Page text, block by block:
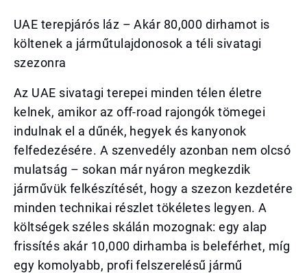
UAE terepjárós láz – Akár 80,000 dirhamot is
költenek a járműtulajdonosok a téli sivatagi
szezonra
Az UAE sivatagi terepei minden télen életre
kelnek, amikor az off-road rajongók tömegei
indulnak el a dűnék, hegyek és kanyonok
felfedezésére. A szenvedély azonban nem olcsó
mulatság – sokan már nyáron megkezdik
járművük felkészítését, hogy a szezon kezdetére
minden technikai részlet tökéletes legyen. A
költségek széles skálán mozognak: egy alap
frissítés akár 10,000 dirhamba is beleférhet, míg
egy komolyabb, profi felszerelésű jármű